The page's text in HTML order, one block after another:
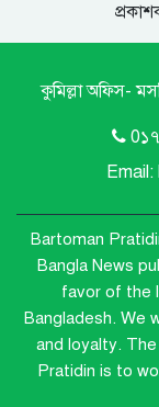
কুমিল্লা অফিস-
Bartoman
Bangla News
favor of the
Bangladesh. We
and loyalty.
Pratidin is to